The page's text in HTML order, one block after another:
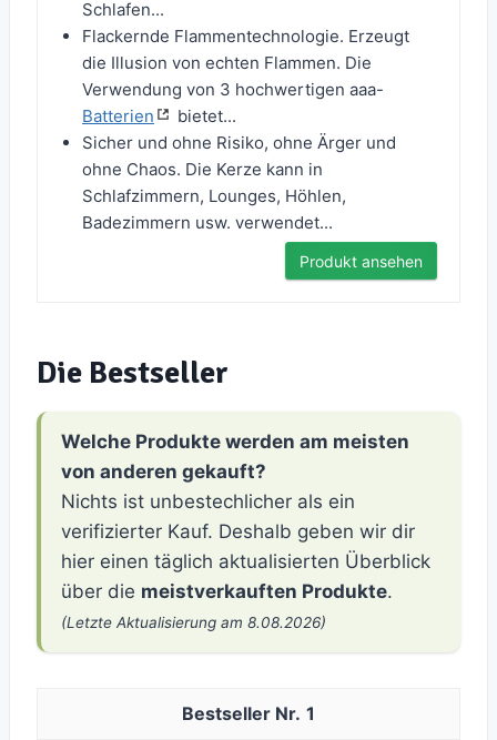
Schlafen...
Flackernde Flammentechnologie. Erzeugt
die Illusion von echten Flammen. Die
Verwendung von 3 hochwertigen aaa-
Batterien
bietet...
Sicher und ohne Risiko, ohne Ärger und
ohne Chaos. Die Kerze kann in
Schlafzimmern, Lounges, Höhlen,
Badezimmern usw. verwendet...
Produkt ansehen
Die Bestseller
Welche Produkte werden am meisten
von anderen gekauft?
Nichts ist unbestechlicher als ein
verifizierter Kauf. Deshalb geben wir dir
hier einen täglich aktualisierten Überblick
über die meistverkauften Produkte.
(Letzte Aktualisierung am 8.08.2026)
1